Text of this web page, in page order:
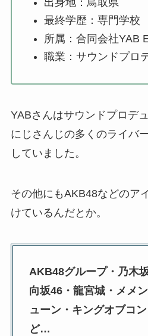
最終学歴：専門学校
所属：合同会社YAB
職業：サウンドプロ
YABさんはサウンドプロデ
にじさんじの多くのライバ
していました。
その他にもAKB48などのア
けているんだとか。
AKB48グループ・乃木
向坂46・龍宮城・メメ
ューン・キングオブコ
ど…